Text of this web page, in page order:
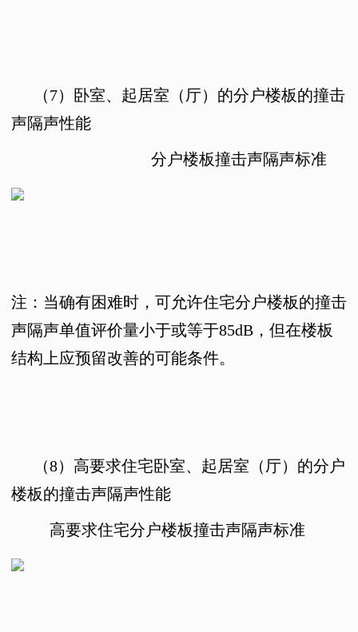
（7）
卧室、起居室（厅）的分户楼板的撞击
声隔声性能
分户楼板撞击声隔声标准
注：当确有困难时，可允许住宅分户楼板的撞击
声隔声单值评价量小于或等于85dB，但在楼板
结构上应预留改善的可能条件。
（8）高要求住宅卧室、起居室（厅）的分户
楼板的撞击声隔声性能
高要求住宅分户楼板撞击声隔声标准